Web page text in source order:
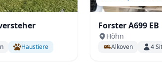
Haustiere
Forster A699
Längstbetten
Höhn
Alkoven 4